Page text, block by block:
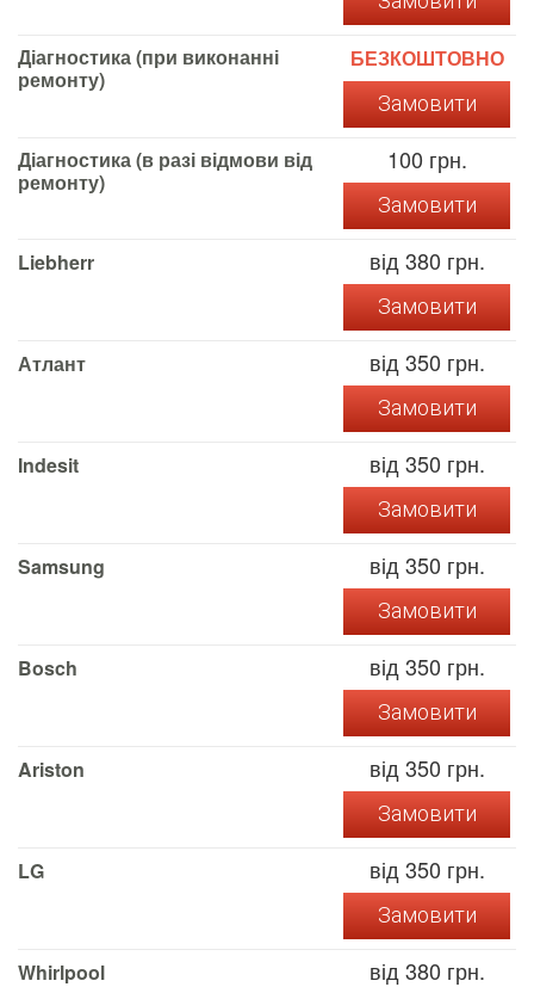
Діагностика (при виконанні
ремонту)
БЕЗКОШТОВНО
Замовити
Діагностика (в разі відмови від
ремонту)
100 грн.
Замовити
Liebherr від 380 грн.
Замовити
Атлант від 350 грн.
Замовити
Indesit від 350 грн.
Замовити
Samsung від 350 грн.
Замовити
Bosch від 350 грн.
Замовити
Ariston від 350 грн.
Замовити
LG від 350 грн.
Замовити
Whirlpool від 380 грн.